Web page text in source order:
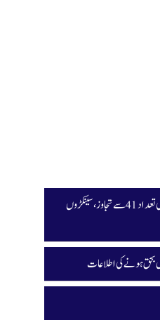
38 روزہ احتجاجی تحریک میں جاں بحق افراد کی تعداد 41 سے تجاوز، سینکڑوں
بحق ہونے کی اطلاعات